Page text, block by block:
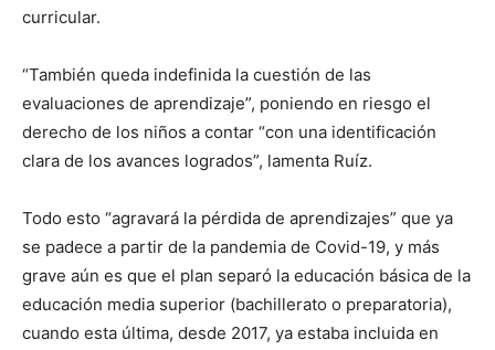
curricular.
“También queda indefinida la cuestión de las
evaluaciones de aprendizaje”, poniendo en riesgo el
derecho de los niños a contar “con una identificación
clara de los avances logrados”, lamenta Ruíz.
Todo esto “agravará la pérdida de aprendizajes” que ya
se padece a partir de la pandemia de Covid-19, y más
grave aún es que el plan separó la educación básica de la
educación media superior (bachillerato o preparatoria),
cuando esta última, desde 2017, ya estaba incluida en